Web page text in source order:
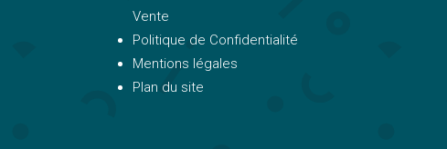
Vente
Politique de Confidentialité
Mentions légales
Plan du site